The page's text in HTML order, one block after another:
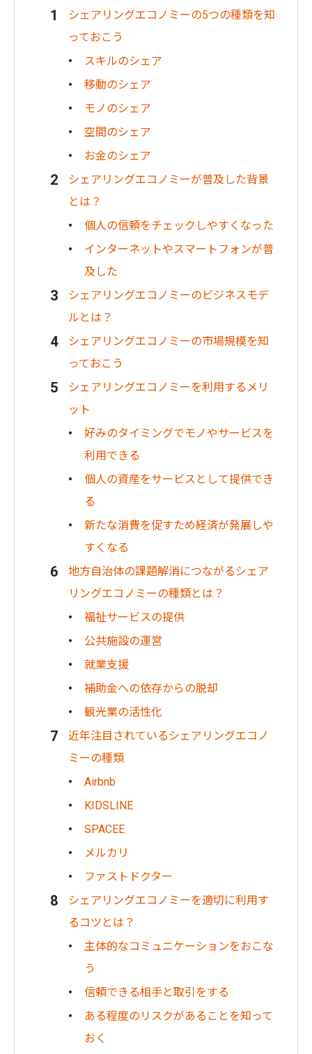
シェアリングエコノミーの5つの種類を知
っておこう
スキルのシェア
移動のシェア
モノのシェア
空間のシェア
お金のシェア
シェアリングエコノミーが普及した背景
とは？
個人の信頼をチェックしやすくなった
インターネットやスマートフォンが普
及した
シェアリングエコノミーのビジネスモデ
ルとは？
シェアリングエコノミーの市場規模を知
っておこう
シェアリングエコノミーを利用するメリ
ット
好みのタイミングでモノやサービスを
利用できる
個人の資産をサービスとして提供でき
る
新たな消費を促すため経済が発展しや
すくなる
地方自治体の課題解消につながるシェア
リングエコノミーの種類とは？
福祉サービスの提供
公共施設の運営
就業支援
補助金への依存からの脱却
観光業の活性化
近年注目されているシェアリングエコノ
ミーの種類
Airbnb
KIDSLINE
SPACEE
メルカリ
ファストドクター
シェアリングエコノミーを適切に利用す
るコツとは？
主体的なコミュニケーションをおこな
う
信頼できる相手と取引をする
ある程度のリスクがあることを知って
おく